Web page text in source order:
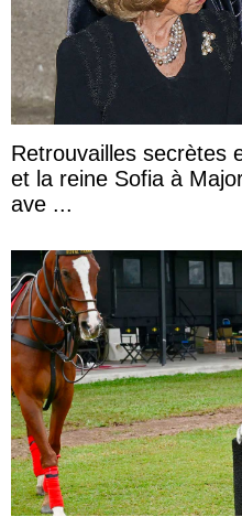
Retrouvailles secrètes
et la reine Sofia à
ave ...